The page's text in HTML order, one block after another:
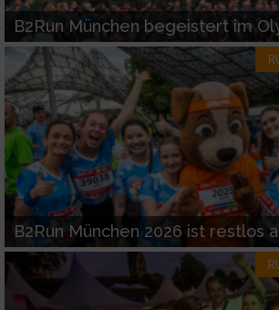
B2Run München begeistert im
B2Run München 2026 ist restlos